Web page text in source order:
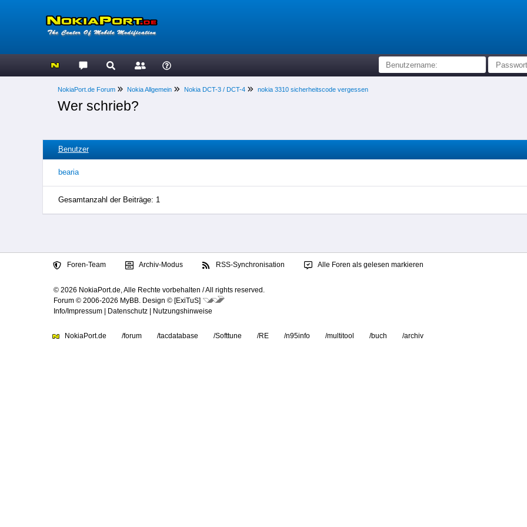
NokiaPort.de Forum Nokia Allgemein Nokia DCT-3 / DCT-4 nokia 3310 sicherheitscode vergessen
Wer schrieb?
Benutzer
bearia
Gesamtanzahl der Beiträge: 1
Foren-Team Archiv-Modus RSS-Synchronisation Alle Foren als gelesen markieren
© 2026 NokiaPort.de, Alle Rechte vorbehalten /All rights reserved.
Forum © 2006-2026 MyBB
Design © [ExiTuS]
Info/Impressum
Datenschutz Nutzungshinweise
NokiaPort.de /forum /tacdatabase /Softtune /RE /n95info /multitool /buch /archiv